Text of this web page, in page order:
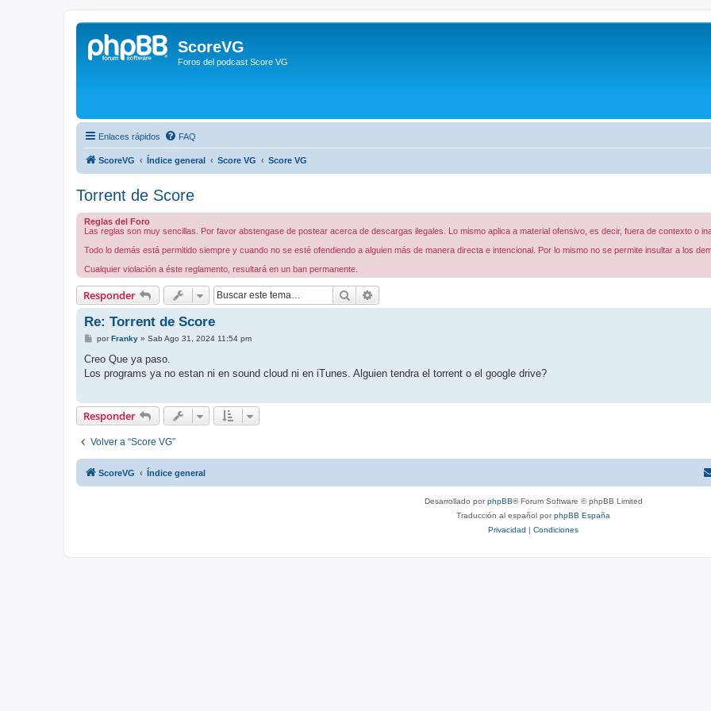
ScoreVG
Foros del podcast Score VG
Enlaces rápidos FAQ
ScoreVG Índice general Score VG Score VG
Torrent de Score
Reglas del Foro
Las reglas son muy sencillas. Por favor abstengase de postear acerca de descargas ilegales. Lo mismo aplica a material ofensivo, es decir, fuera de contexto o
Todo lo demás está permitido siempre y cuando no se esté ofendiendo a alguien más de manera directa e intencional. Por lo mismo no se permite insultar a los
Cualquier violación a éste reglamento, resultará en un ban permanente.
Responder Buscar
Re: Torrent de Score
M
n
a
porFranky» Sab Ago 31, 2024 11:54 pm
Creo Que ya paso.
Los programs ya no estan ni en sound cloud ni en iTunes. Alguien tendra el torrent o el google drive?
Responder
Volver a “Score VG”
ScoreVG Índice general
Desarrollado porphpBB® Forum Software © phpBB Limited
Traducción al español porphpBB España
Privacidad | Condiciones